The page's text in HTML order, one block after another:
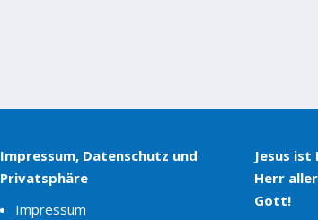
Impressum, Datenschutz und
Privatsphäre
Impressum
Jesus ist
Herr
Gott!